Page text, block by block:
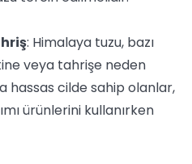
: Himalaya tuzu, bazı
veya tahrişe neden
hassas cilde sahip olanlar,
ürünlerini kullanırken